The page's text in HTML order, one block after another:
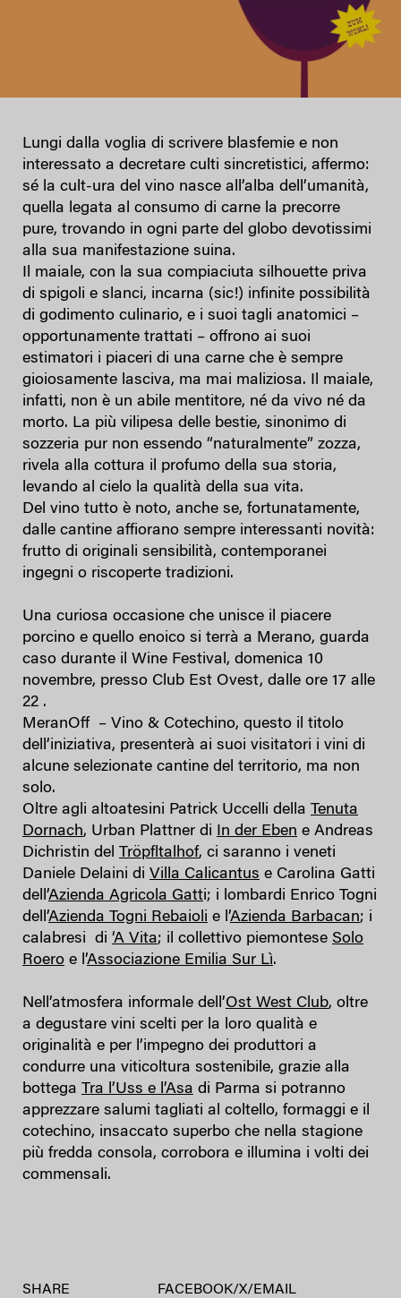
Lungi dalla voglia di scrivere blasfemie e non
interessato a decretare culti sincretistici, affermo:
sé la cult-ura del vino nasce all’alba dell’umanità,
quella legata al consumo di carne la precorre
pure, trovando in ogni parte del globo devotissimi
alla sua manifestazione suina.
Il maiale, con la sua compiaciuta silhouette priva
di spigoli e slanci, incarna (sic!) infinite possibilità
di godimento culinario, e i suoi tagli anatomici –
opportunamente trattati – offrono ai suoi
estimatori i piaceri di una carne che è sempre
gioiosamente lasciva, ma mai maliziosa. Il maiale,
infatti, non è un abile mentitore, né da vivo né da
morto. La più vilipesa delle bestie, sinonimo di
sozzeria pur non essendo “naturalmente” zozza,
rivela alla cottura il profumo della sua storia,
levando al cielo la qualità della sua vita.
Del vino tutto è noto, anche se, fortunatamente,
dalle cantine affiorano sempre interessanti novità:
frutto di originali sensibilità, contemporanei
ingegni o riscoperte tradizioni.
Una curiosa occasione che unisce il piacere
porcino e quello enoico si terrà a Merano, guarda
caso durante il Wine Festival, domenica 10
novembre, presso Club Est Ovest, dalle ore 17 alle
22 .
MeranOff – Vino & Cotechino, questo il titolo
dell’iniziativa, presenterà ai suoi visitatori i vini di
alcune selezionate cantine del territorio, ma non
solo.
Oltre agli altoatesini Patrick Uccelli della Tenuta
Dornach, Urban Plattner di In der Eben e Andreas
Dichristin del Tröpfltalhof, ci saranno i veneti
Daniele Delaini di Villa Calicantus e Carolina Gatti
dell’Azienda Agricola Gatti; i lombardi Enrico Togni
dell’Azienda Togni Rebaioli e l’Azienda Barbacan; i
calabresi di ‘A Vita; il collettivo piemontese Solo
Roero e l’Associazione Emilia Sur Lì.
Nell’atmosfera informale dell’Ost West Club, oltre
a degustare vini scelti per la loro qualità e
originalità e per l’impegno dei produttori a
condurre una viticoltura sostenibile, grazie alla
bottega Tra l’Uss e l’Asa di Parma si potranno
apprezzare salumi tagliati al coltello, formaggi e il
cotechino, insaccato superbo che nella stagione
più fredda consola, corrobora e illumina i volti dei
commensali.
SHARE FACEBOOK/X/ EMAIL